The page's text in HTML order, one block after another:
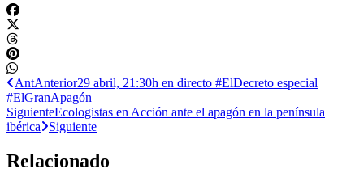
AntAnterior29 abril, 21:30h en directo #ElDecreto especial
#ElGranApagón
SiguienteEcologistas en Acción ante el apagón en la península
ibérica
Siguiente
Relacionado